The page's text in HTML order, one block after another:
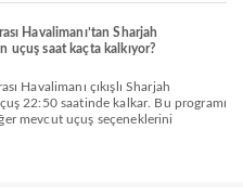
Havalimanı’tan Sharjah
uçuş saat kaçta kalkıyor?
22:50 saatinde kalkar. Bu programı
mevcut uçuş seçeneklerini